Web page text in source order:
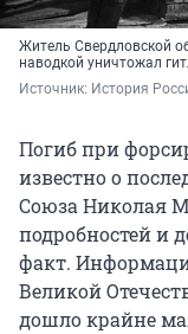
Житель Свердловской
наводкой уничтожал
Источник: История
Погиб при
известно о
Союза Николая
подробностей и
факт.
Великой
дошло крайне